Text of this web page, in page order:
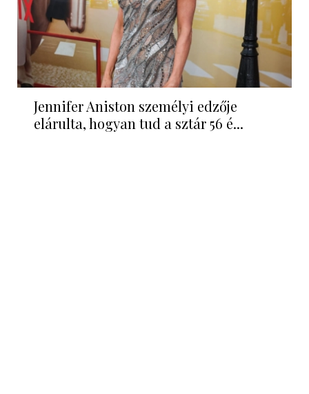
Jennifer Aniston személyi edzője
elárulta, hogyan tud a sztár 56 é...